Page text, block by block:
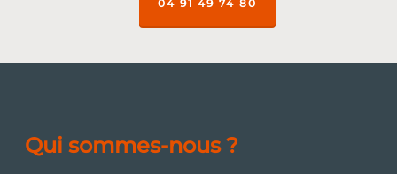
04 91 49 74 80
Qui sommes-nous ?